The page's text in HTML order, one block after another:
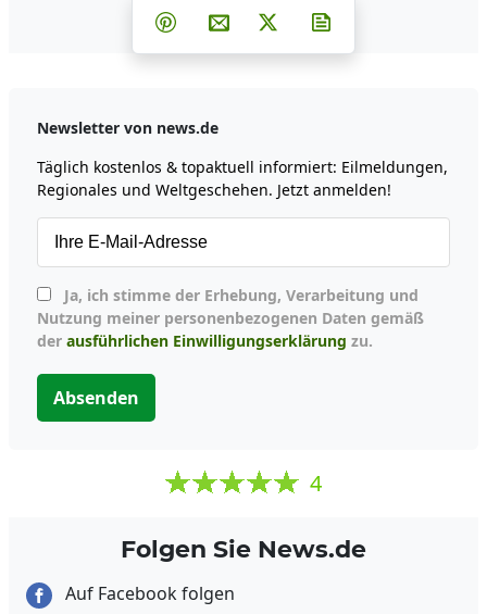
Teilen auf Facebook
Teilen auf Whatsapp
Teilen auf Telegram
Teilen auf Pinterest
Per E-Mail teilen
Post auf X
Newsletter von news.de
Täglich kostenlos & topaktuell informiert: Eilmeldungen,
Regionales und Weltgeschehen. Jetzt anmelden!
Nutzung meiner personenbezogenen Daten gemäß
der ausführlichen Einwilligungserklärung zu.
Absenden
4
Folgen Sie News.de
Auf Facebook folgen